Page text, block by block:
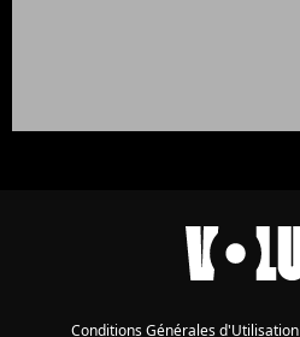
Conditions Générales d'Utilisation